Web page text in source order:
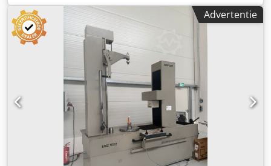
de tegenhouderpunt 40 mm Minimale afstand tussen de
toppen 20 mm Meethoogte boven tafel min. 50 mm
Meethoogte boven tafel max. 550 mm Crodpfx Adezidz
Uopsf Tafeldiameter 260 mm Steekcirkeldiameter 0 - 630
mm Max. walsweg +- 115 mm Max. werkstukgewicht 300 kg
X-as 230 mm Y-as 370 mm Z-as 500 mm Max.
werkstukdiameter 630 mm Software bij nieuwe PC WIN11
Kegelwielsoftware indien gewenst alleen op Metrotek-
installatie Aanvullende informatie: - Machine gekalibreerd
volgens DAkkS op 19-11-2017
Advertentie